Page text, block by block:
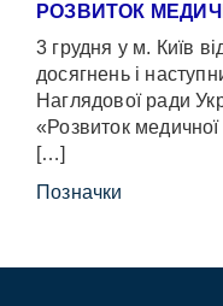
РОЗВИТОК
3 грудня у м. Київ
досягнень і
Наглядової ради
«Розвиток медичної
[…]
Позначки